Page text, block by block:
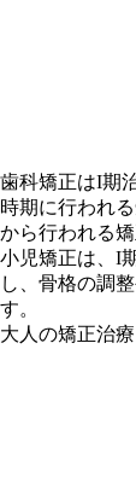
歯科矯正はI期
時期に行われ
から行われる
小児矯正は、I
し、骨格の調
す。
大人の矯正治